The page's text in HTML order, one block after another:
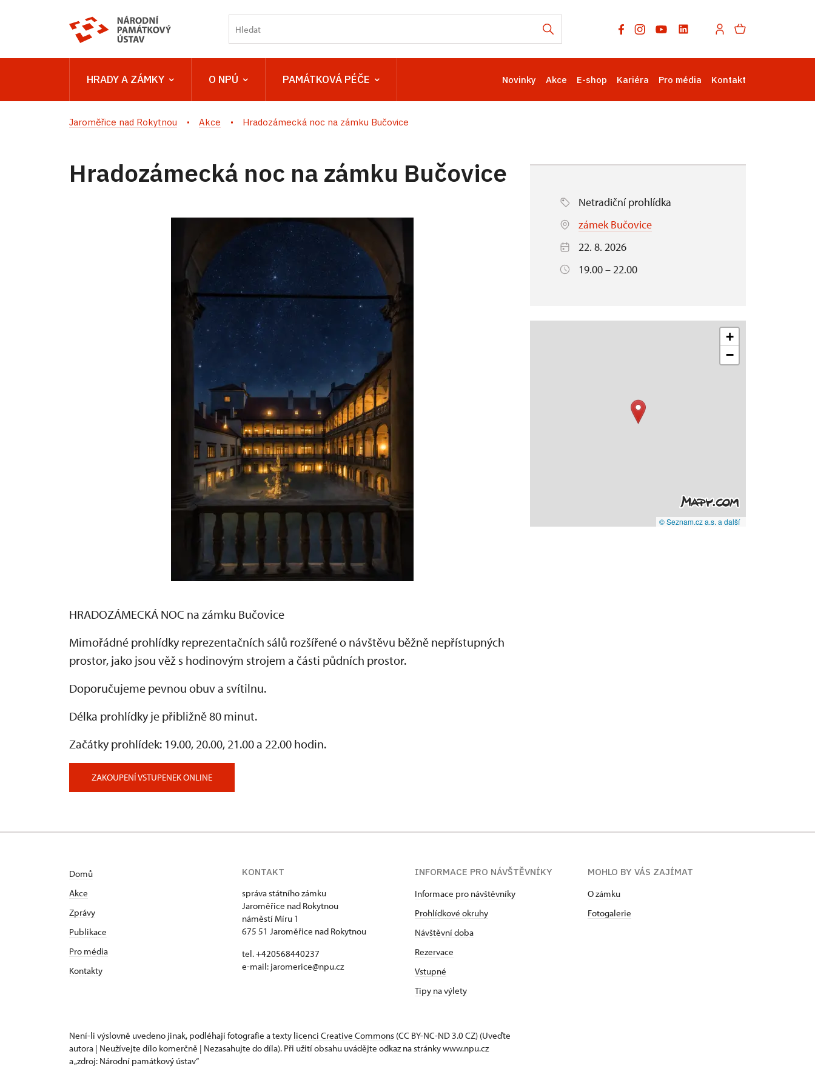
HRADY A ZÁMKY O NPÚ PAMÁTKOVÁ PÉČE Novinky Akce E-shop Kariéra Pro média Kontakt
Jaroměřice nad Rokytnou Akce Hradozámecká noc na zámku Bučovice
Hradozámecká noc na zámku Bučovice
HRADOZÁMECKÁ NOC na zámku Bučovice
Mimořádné prohlídky reprezentačních sálů rozšířené o návštěvu běžně nepřístupných
prostor, jako jsou věž s hodinovým strojem a části půdních prostor.
Doporučujeme pevnou obuv a svítilnu.
Délka prohlídky je přibližně 80 minut.
Začátky prohlídek: 19.00, 20.00, 21.00 a 22.00 hodin.
ZAKOUPENÍ VSTUPENEK ONLINE
Netradiční prohlídka
zámek Bučovice
22. 8. 2026
19.00 – 22.00
+
−
© Seznam.cz a.s. a další
Domů
Akce
Zprávy
Publikace
Pro média
Kontakty
KONTAKT
správa státního zámku
Jaroměřice nad Rokytnou
náměstí Míru 1
675 51 Jaroměřice nad Rokytnou
tel. +420568440237
e-mail: jaromerice@npu.cz
INFORMACE PRO NÁVŠTĚVNÍKY
Informace pro návštěvníky
Prohlídkové okruhy
Návštěvní doba
Rezervace
Vstupné
Tipy na výlety
MOHLO BY VÁS ZAJÍMAT
O zámku
Fotogalerie
Není-li výslovně uvedeno jinak, podléhají fotografie a texty licenci Creative Commons (CC BY-NC-ND 3.0 CZ) (Uveďte
autora | Neužívejte dílo komerčně | Nezasahujte do díla). Při užití obsahu uvádějte odkaz na stránky www.npu.cz
a „zdroj: Národní památkový ústav“